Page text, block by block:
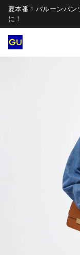
夏本番！バルーンパン
に！